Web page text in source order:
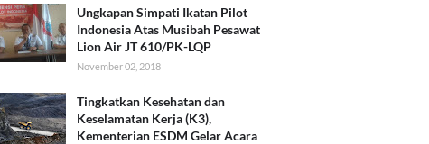
Ungkapan Simpati Ikatan Pilot
Indonesia Atas Musibah Pesawat
Lion Air JT 610/PK-LQP
November 02, 2018
Tingkatkan Kesehatan dan
Keselamatan Kerja (K3),
Kementerian ESDM Gelar Acara